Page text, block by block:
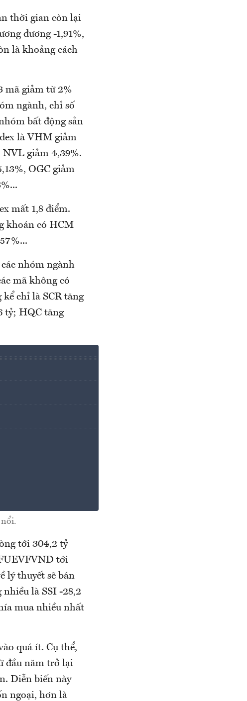
thời gian còn lại
đương -1,91%,
là khoảng cách
mã giảm từ 2%
ngành, chỉ số
bất động sản
là VHM giảm
NVL giảm 4,39%.
OGC giảm
mất 1,8 điểm.
khoán có HCM
nhóm ngành
mã không có
chỉ là SCR tăng
tỷ; HQC tăng
tới 304,2 tỷ
tới
lý thuyết sẽ bán
là SSI -28,2
mua nhiều nhất
quá ít. Cụ thể,
đầu năm trở lại
Diễn biến này
ngoại, hơn là